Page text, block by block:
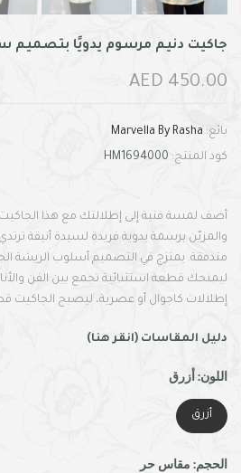
جاكيت دنيم مرسوم يدويًا بتصميم
450.00 AED
بائع: Marvella By Rasha
كود المنتج: HM1694000
أضف لمسة فنية إلى إطلالتك مع هذا الجاكيت
والمزيّن برسمة يدوية فريدة لسيدة أنيقة
متدفقة. يمتزج في التصميم أسلوب الريشة
ليمنحك قطعة استثنائية تجمع بين الفن
إطلالات كاجوال أو عصرية، ليصبح الجاكيت
دليل المقاسات (انقر هنا)
اللون:أزرق
أزرق
الحجم: مقاس حر